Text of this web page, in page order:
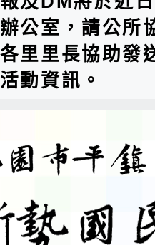
公室，請公所
里里長協助發
動資訊。